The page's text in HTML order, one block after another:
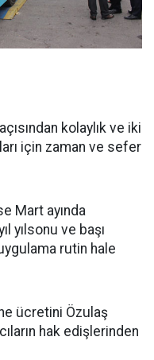
kolaylık ve iki
için zaman ve sefer
Mart ayında
yılsonu ve başı
rutin hale
ücretini Özulaş
hak edişlerinden